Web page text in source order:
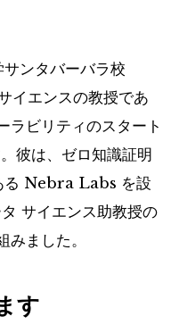
ンタバーバラ校
イエンスの教授であ
ラビリティのスタート
彼は、ゼロ知識証明
る Nebra Labs を設
サイエンス助教授の
ました。
す